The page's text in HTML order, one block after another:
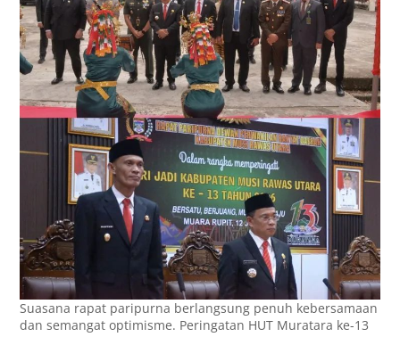
Suasana rapat paripurna berlangsung penuh kebersamaan
dan semangat optimisme. Peringatan HUT Muratara ke-13